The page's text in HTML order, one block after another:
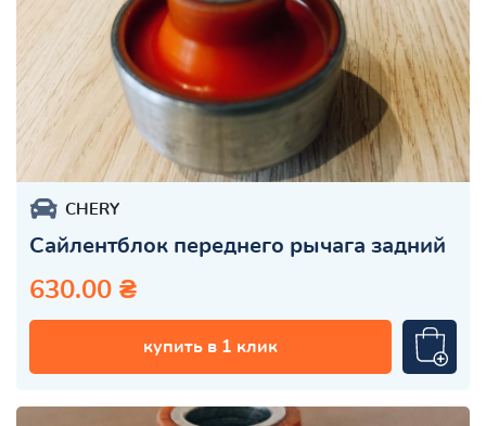
CHERY
Сайлентблок переднего рычага задний
630.00 ₴
купить в 1 клик